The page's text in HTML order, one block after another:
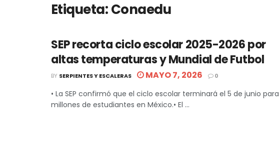
Etiqueta:Conaedu
SEP recorta ciclo escolar 2025-2026 por
altas temperaturas y Mundial de Futbol
BY SERPIENTES Y ESCALERAS MAYO 7, 2026 0
• La SEP confirmó que el ciclo escolar terminará el 5 de junio para
millones de estudiantes en México.• El ...